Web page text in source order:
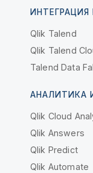
Qlik Talend
Qlik Talend
Talend Data
АНАЛИТИКА
Qlik Cloud
Qlik Answers
Qlik Predict
Qlik Automate